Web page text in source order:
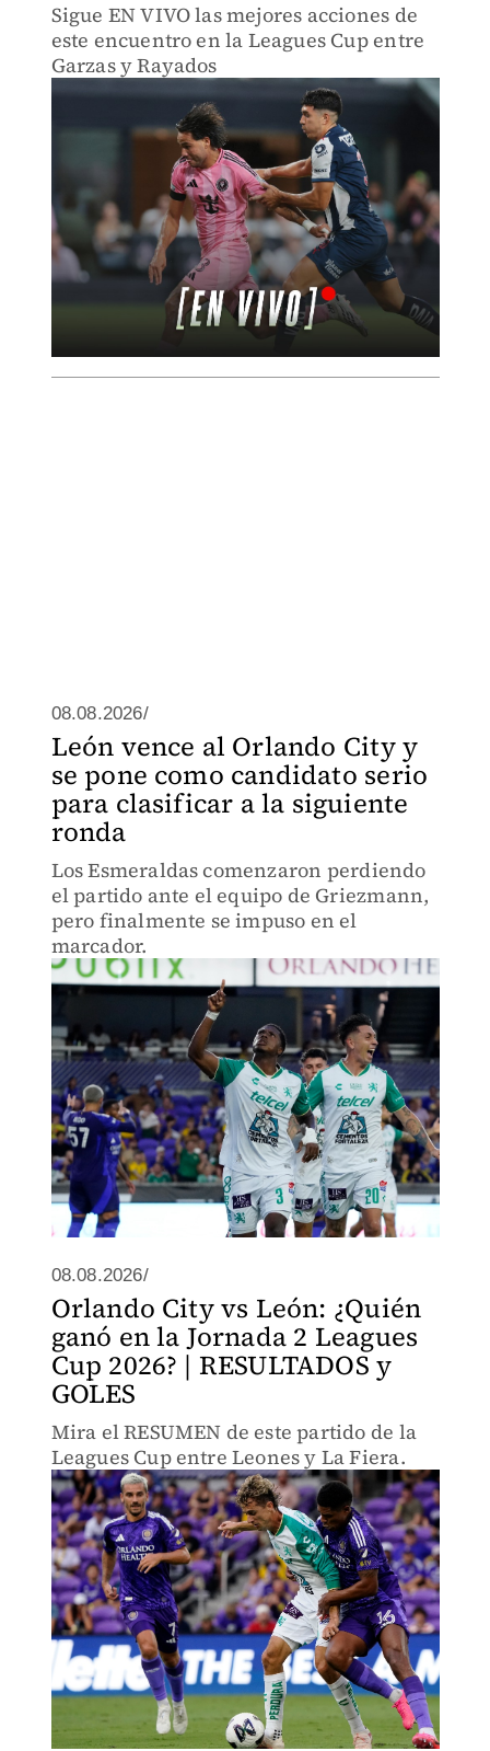
Sigue EN VIVO las mejores acciones de
este encuentro en la Leagues Cup entre
Garzas y Rayados
08.08.2026/
León vence al Orlando City y
se pone como candidato serio
para clasificar a la siguiente
ronda
Los Esmeraldas comenzaron perdiendo
el partido ante el equipo de Griezmann,
pero finalmente se impuso en el
marcador.
08.08.2026/
Orlando City vs León: ¿Quién
ganó en la Jornada 2 Leagues
Cup 2026? | RESULTADOS y
GOLES
Mira el RESUMEN de este partido de la
Leagues Cup entre Leones y La Fiera.